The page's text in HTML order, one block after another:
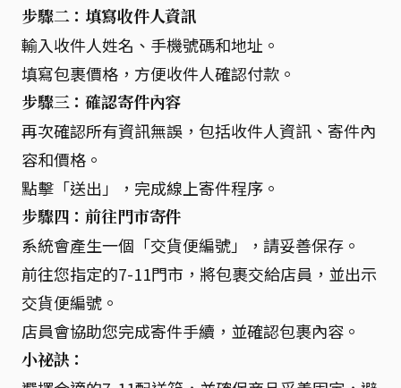
步驟二：填寫收件人資訊
輸入收件人姓名、手機號碼和地址。
填寫包裹價格，方便收件人確認付款。
步驟三：確認寄件內容
再次確認所有資訊無誤，包括收件人資訊、寄件內
容和價格。
點擊「送出」，完成線上寄件程序。
步驟四：前往門市寄件
系統會產生一個「交貨便編號」，請妥善保存。
前往您指定的7-11門市，將包裹交給店員，並出示
交貨便編號。
店員會協助您完成寄件手續，並確認包裹內容。
小祕訣：